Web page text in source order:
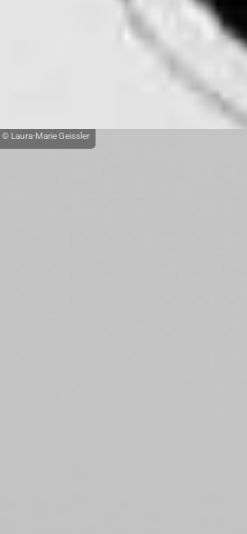
© Laura-Marie Geissler